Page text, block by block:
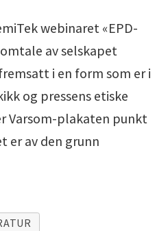
webinaret «EPD-
av selskapet
i en form som er i
og pressens etiske
Varsom-plakaten punkt
er av den grunn